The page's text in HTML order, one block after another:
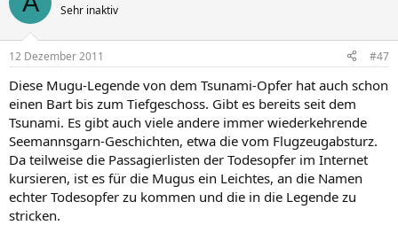
Sehr inaktiv
12 Dezember 2011 #47
Diese Mugu-Legende von dem Tsunami-Opfer hat auch schon
einen Bart bis zum Tiefgeschoss. Gibt es bereits seit dem
Tsunami. Es gibt auch viele andere immer wiederkehrende
Seemannsgarn-Geschichten, etwa die vom Flugzeugabsturz.
Da teilweise die Passagierlisten der Todesopfer im Internet
kursieren, ist es für die Mugus ein Leichtes, an die Namen
echter Todesopfer zu kommen und die in die Legende zu
stricken.